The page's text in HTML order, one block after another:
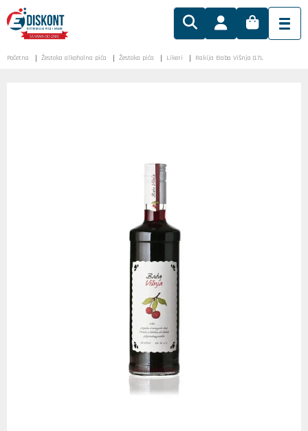
Početna Žestoka alkoholna pića Žestoka pića Likeri Rakija Baba Višnja 0.7L